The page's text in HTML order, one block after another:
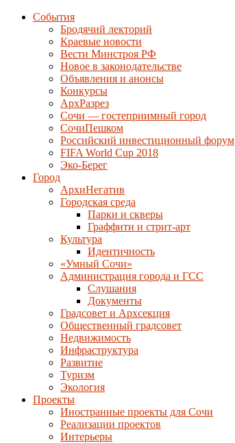
События
Бродячий лекторий
Краевые новости
Вести Минстроя РФ
Новое в законодательстве
Объявления и анонсы
Конкурсы
АрхРазрез
Сочи — гостеприимный город
СочиПешком
Российский инвестиционный форум
FIFA World Cup 2018
Эко-Берег
Город
АрхиНегатив
Городская среда
Парки и скверы
Граффити и стрит-арт
Культура
Идентичность
«Умный Сочи»
Администрация города и ГСС
Слушания
Документы
Градсовет и Архсекция
Общественный градсовет
Недвижимость
Инфраструктура
Развитие
Туризм
Экология
Проекты
Иностранные проекты для Сочи
Реализации проектов
Интерьеры